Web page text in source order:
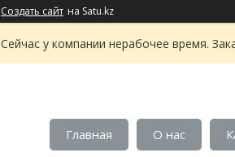
Создать сайт на Satu.kz
Сейчас у компании нерабочее время.
Главная О нас